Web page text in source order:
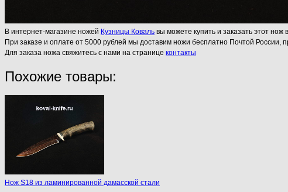
В интернет-магазине ножей Кузницы Коваль вы можете купить и заказать этот нож
При заказе и оплате от 5000 рублей мы доставим ножи бесплатно Почтой России,
Для заказа ножа свяжитесь с нами на странице контакты
Похожие товары:
Нож S18 из ламинированной дамасской стали